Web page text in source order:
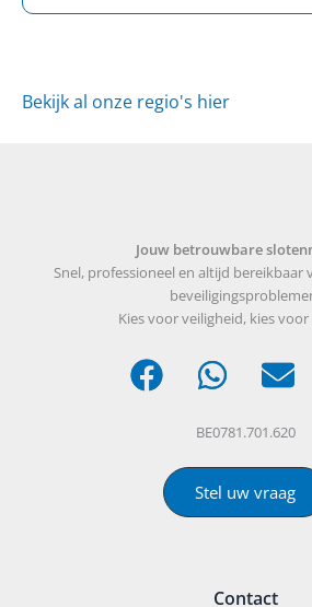
Bekijk al onze regio's hier
Jouw betrouwbare
Snel, professioneel en altijd bereikbaar
Kies voor veiligheid, kies
BE0781.701.620
Stel uw vraag
Contact